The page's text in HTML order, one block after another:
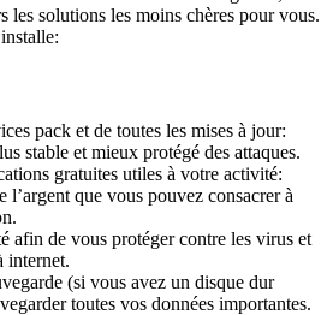
les solutions les moins chères pour vous.
pack et de toutes les mises à jour:
stable et mieux protégé des attaques.
gratuites utiles à votre activité:
l’argent que vous pouvez consacrer à
afin de vous protéger contre les virus et
internet.
(si vous avez un disque dur
toutes vos données importantes.